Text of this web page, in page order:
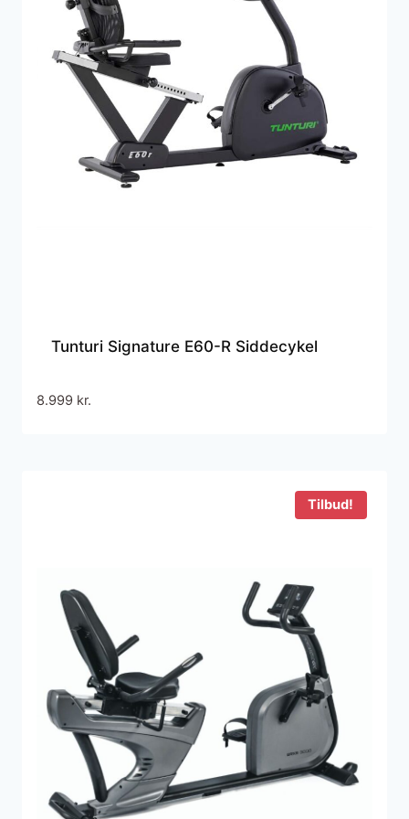
Tunturi Signature E60-R Siddecykel
8.999 kr.
Tilbud!